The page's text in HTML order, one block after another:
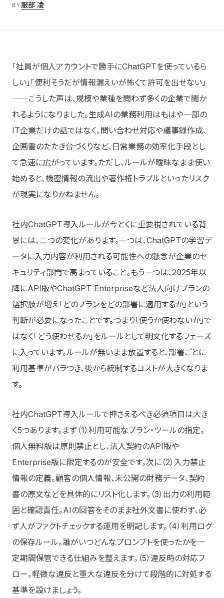
BY 服部 凌
「社員が個人アカウントで勝手にChatGPTを使っているら
しい」「便利そうだが情報漏えいが怖くて許可を出せない」
──こうした声は、規模や業種を問わず多くの企業で聞か
れるようになりました。生成AIの業務利用はもはや一部の
IT企業だけの話ではなく、問い合わせ対応や議事録作成、
企画書のたたき台づくりなど、日常業務の効率化手段とし
て急速に広がっています。ただし、ルールが曖昧なまま使い
始めると、機密情報の流出や著作権トラブルといったリスク
が現実になりかねません。
社内ChatGPT導入ルールが今とくに重要視されている背
景には、二つの変化があります。一つは、ChatGPTの学習デ
ータに入力内容が利用される可能性への懸念が企業のセ
キュリティ部門で高まっていること。もう一つは、2025年以
降にAPI版やChatGPT Enterpriseなど法人向けプランの
選択肢が増え「どのプランをどの部署に適用するか」という
判断が必要になったことです。つまり「使うか使わないか」で
はなく「どう使わせるか」をルールとして明文化するフェーズ
に入っています。ルールが無いまま放置すると、部署ごとに
利用基準がバラつき、後から統制するコストが大きくなりま
す。
社内ChatGPT導入ルールで押さえるべき必須項目は大き
く5つあります。まず（1）利用可能なプラン・ツールの指定。
個人無料版は原則禁止とし、法人契約のAPI版や
Enterprise版に限定するのが安全です。次に（2）入力禁止
情報の定義。顧客の個人情報、未公開の財務データ、契約
書の原文などを具体的にリスト化します。（3）出力の利用範
囲と確認責任。AIの回答をそのまま社外文書に使わず、必
ず人がファクトチェックする運用を明記します。（4）利用ログ
の保存ルール。誰がいつどんなプロンプトを使ったかを一
定期間保管できる仕組みを整えます。（5）違反時の対応フ
ロー。軽微な違反と重大な違反を分けて段階的に対処する
基準を設けましょう。